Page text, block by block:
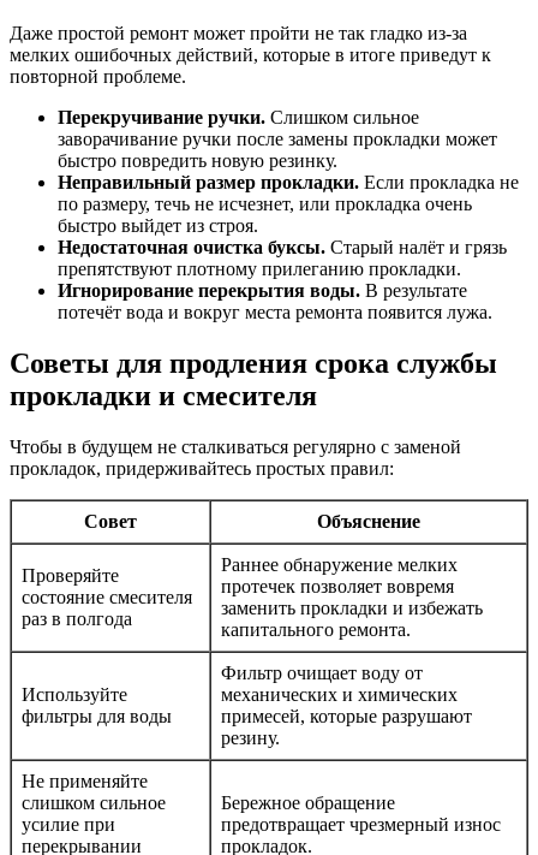
Даже простой ремонт может пройти не так гладко из-за
мелких ошибочных действий, которые в итоге приведут к
повторной проблеме.
Перекручивание ручки. Слишком сильное
заворачивание ручки после замены прокладки может
быстро повредить новую резинку.
Неправильный размер прокладки. Если прокладка не
по размеру, течь не исчезнет, или прокладка очень
быстро выйдет из строя.
Недостаточная очистка буксы. Старый налёт и грязь
препятствуют плотному прилеганию прокладки.
Игнорирование перекрытия воды. В результате
потечёт вода и вокруг места ремонта появится лужа.
Советы для продления срока службы
прокладки и смесителя
Чтобы в будущем не сталкиваться регулярно с заменой
прокладок, придерживайтесь простых правил:
Совет Объяснение
Проверяйте
состояние смесителя
раз в полгода
Раннее обнаружение мелких
протечек позволяет вовремя
заменить прокладки и избежать
капитального ремонта.
Используйте
фильтры для воды
Фильтр очищает воду от
механических и химических
примесей, которые разрушают
резину.
Не применяйте
слишком сильное
усилие при
перекрывании
Бережное обращение
предотвращает чрезмерный износ
прокладок.